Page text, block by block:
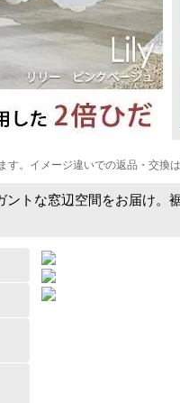
。イメージ違いでの返品・交換
ントな窓辺空間をお届け。